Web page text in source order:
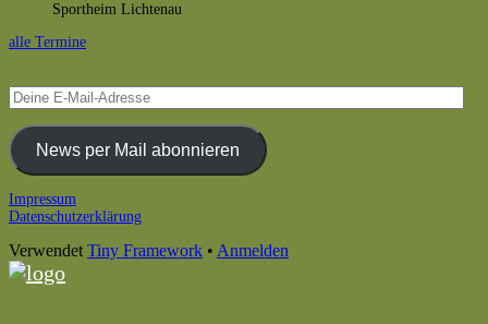
Sportheim Lichtenau
alle Termine
Deine
E-
Mail-
AdresseNews per Mail abonnieren
Footer
Impressum
Datenschutzerklärung
Verwendet Tiny Framework • Anmelden